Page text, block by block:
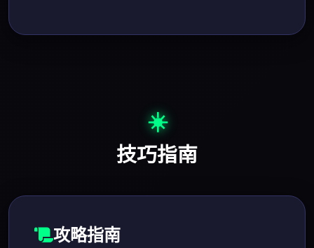
☀️
技巧指南
攻略指南